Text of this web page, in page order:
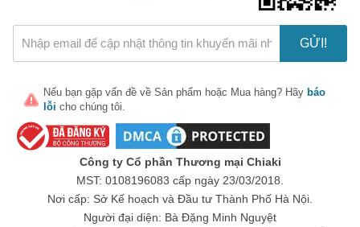
khả năng che phủ tốt và làm đều màu ra. Ngoài ra, chúng
còn có khả năng kiềm dầu và tạo hiệu ứng lì hơn BB Cream.
Vì thế, CC Cream rất thích hợp cho những bạn có làn da
dầu, da mụn đỏ. Tuy nhiên với những nốt mụn lớn, thâm sẹo
Sản phẩm nổi bật:
Kem trang điểm CC Kose Sekkisei White Cream
Kem nền trang điểm chống nắng Perfect One CC Cream
Kem nền chống nắng CC Cream Glow Booster Flawless
GỬI!
Nếu bạn gặp vấn đề về Sản phẩm hoặc Mua hàng? Hãy báo
lỗi cho chúng tôi.
Công ty Cổ phần Thương mại Chiaki
MST: 0108196083 cấp ngày 23/03/2018.
Nơi cấp: Sở Kế hoạch và Đầu tư Thành Phố Hà Nội.
Người đại diện: Bà Đặng Minh Nguyệt